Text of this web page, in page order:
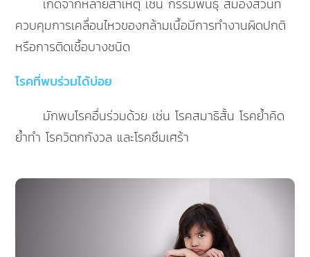
ควบคุมการเคลื่อนไหวของกล้ามเนื้อมีการทำงานผิดปกติ
หรือการติดเชื้อบางชนิด
โรคที่พบร่วมได้บ่อย
มักพบโรคอื่นร่วมด้วย เช่น โรคสมาธิสั้น โรคย้ำคิด
ย้ำทำ โรควิตกกังวล และโรคซึมเศร้า